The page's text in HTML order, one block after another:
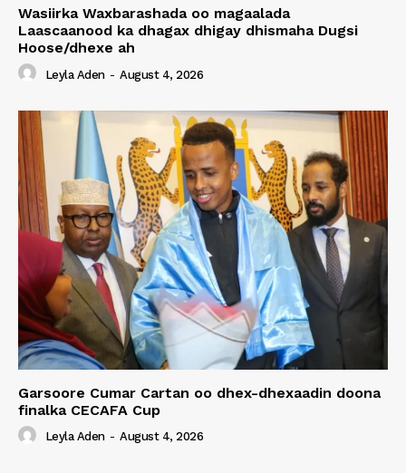
Wasiirka Waxbarashada oo magaalada
Laascaanood ka dhagax dhigay dhismaha Dugsi
Hoose/dhexe ah
Leyla Aden - August 4, 2026
Garsoore Cumar Cartan oo dhex-dhexaadin doona
finalka CECAFA Cup
Leyla Aden - August 4, 2026